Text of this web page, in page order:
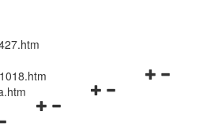
Navigationsmenü
Navigationsmenü